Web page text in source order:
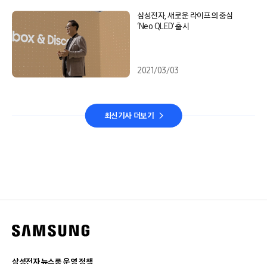
삼성전자, 새로운 라이프의 중심
‘Neo QLED’ 출시
2021/03/03
최신기사 더보기
삼성전자 뉴스룸 운영 정책